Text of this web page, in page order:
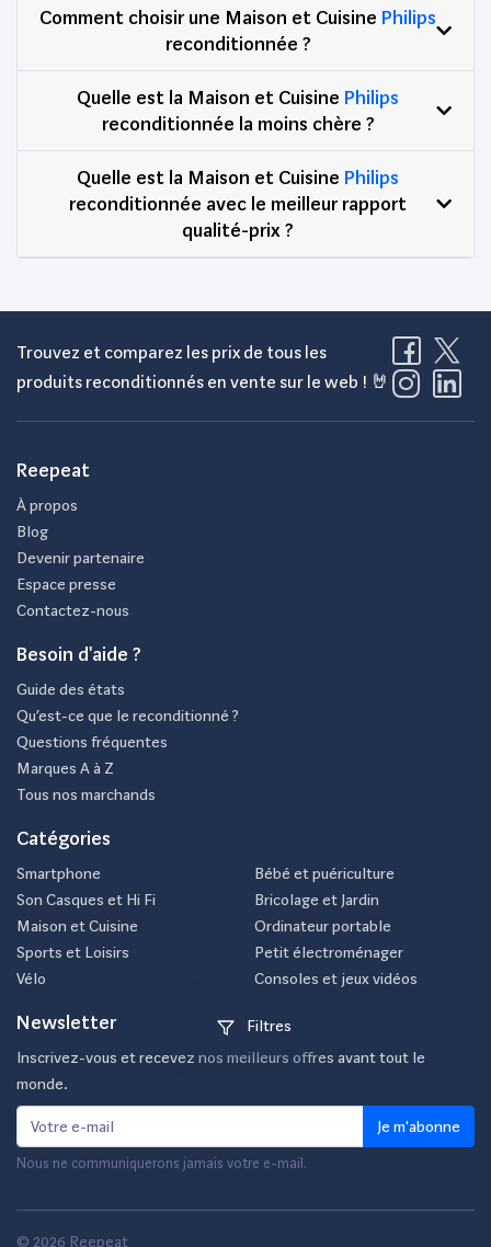
Filtres
Comment choisir une Maison et Cuisine Philips
reconditionnée ?
Quelle est la Maison et Cuisine Philips
reconditionnée la moins chère ?
Quelle est la Maison et Cuisine Philips
reconditionnée avec le meilleur rapport
qualité-prix ?
Trouvez et comparez les prix de tous les
produits reconditionnés en vente sur le web ! 🤘
Reepeat
À propos
Blog
Devenir partenaire
Espace presse
Contactez-nous
Besoin d'aide ?
Guide des états
Qu’est-ce que le reconditionné ?
Questions fréquentes
Marques A à Z
Tous nos marchands
Catégories
Smartphone
Son Casques et Hi Fi
Maison et Cuisine
Sports et Loisirs
Vélo
Bébé et puériculture
Bricolage et Jardin
Ordinateur portable
Petit électroménager
Consoles et jeux vidéos
Newsletter
Inscrivez-vous et recevez nos meilleurs offres avant tout le
monde.
Je m'abonne
Nous ne communiquerons jamais votre e-mail.
© 2026 Reepeat